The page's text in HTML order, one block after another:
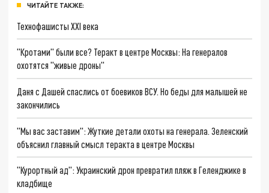
ЧИТАЙТЕ ТАКЖЕ:
Технофашисты XXI века
"Кротами" были все? Теракт в центре Москвы: На генералов
охотятся "живые дроны"
Даня с Дашей спаслись от боевиков ВСУ. Но беды для малышей не
закончились
"Мы вас заставим": Жуткие детали охоты на генерала. Зеленский
объяснил главный смысл теракта в центре Москвы
"Курортный ад": Украинский дрон превратил пляж в Геленджике в
кладбище